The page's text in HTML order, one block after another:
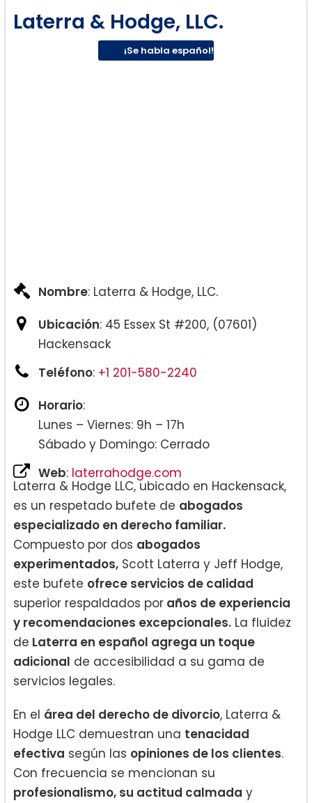
Laterra & Hodge, LLC.
¡Se habla español!
Nombre: Laterra & Hodge, LLC.
Ubicación: 45 Essex St #200, (07601)
Hackensack
Teléfono: +1 201-580-2240
Horario:
Lunes – Viernes: 9h – 17h
Sábado y Domingo: Cerrado
Web: laterrahodge.com
Laterra & Hodge LLC, ubicado en Hackensack,
es un respetado bufete de abogados
especializado en derecho familiar.
Compuesto por dos abogados
experimentados, Scott Laterra y Jeff Hodge,
este bufete ofrece servicios de calidad
superior respaldados por años de experiencia
y recomendaciones excepcionales. La fluidez
de Laterra en español agrega un toque
adicional de accesibilidad a su gama de
servicios legales.
En el área del derecho de divorcio, Laterra &
Hodge LLC demuestran una tenacidad
efectiva según las opiniones de los clientes.
Con frecuencia se mencionan su
profesionalismo, su actitud calmada y